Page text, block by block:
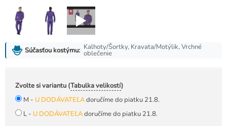
Súčasťou kostýmu: Kalhoty/Šortky, Kravata/Motýlik, Vrchné
oblečenie
Zvolte si variantu (Tabulka velikostí)
M - U DODÁVATEĽAdoručíme do piatku 21.8.
L - U DODÁVATEĽAdoručíme do piatku 21.8.